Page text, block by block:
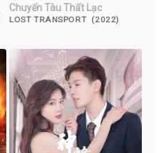
Chuyến Tàu Thất Lạc
LOST TRANSPORT (2022)